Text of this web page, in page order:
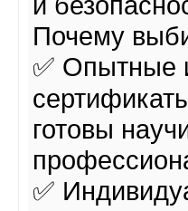
Почему
✅ Опытные
готовы
✅